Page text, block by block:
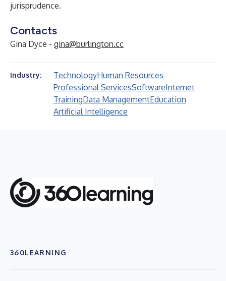
jurisprudence.
Contacts
Gina Dyce - gina@burlington.cc
Industry: TechnologyHuman Resources
Professional ServicesSoftwareInternet
TrainingData ManagementEducation
Artificial Intelligence
360LEARNING